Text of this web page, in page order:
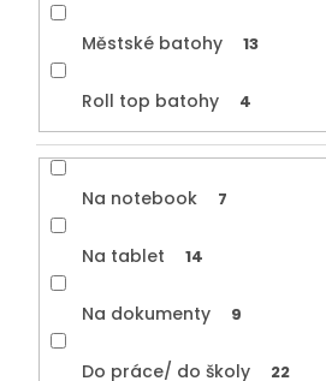
Městské batohy 13
Roll top batohy 4
Na notebook 7
Na tablet 14
Na dokumenty 9
Do práce/ do školy 22